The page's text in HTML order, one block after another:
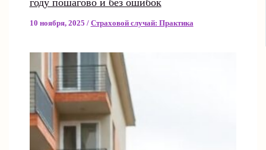
году пошагово и без ошибок
10 ноября, 2025 / Страховой случай: Практика